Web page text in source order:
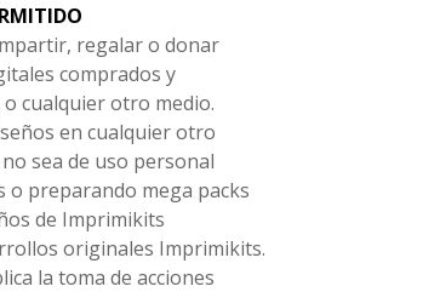
regalar o donar
comprados y
cualquier otro medio.
en cualquier otro
sea de uso personal
o preparando mega packs
de Imprimikits
originales Imprimikits.
la toma de acciones